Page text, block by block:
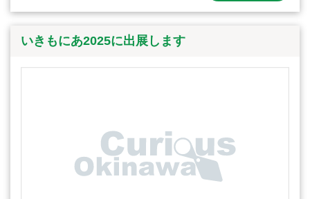
いきもにあ2025に出展します